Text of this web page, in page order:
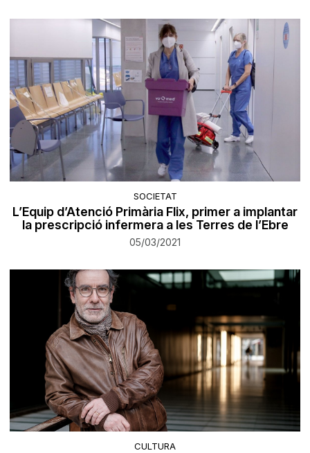
SOCIETAT
L’Equip d’Atenció Primària Flix, primer a implantar
la prescripció infermera a les Terres de l’Ebre
05/03/2021
CULTURA